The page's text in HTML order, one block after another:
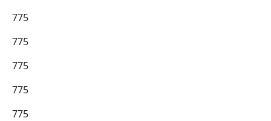
775
775
775
775
775